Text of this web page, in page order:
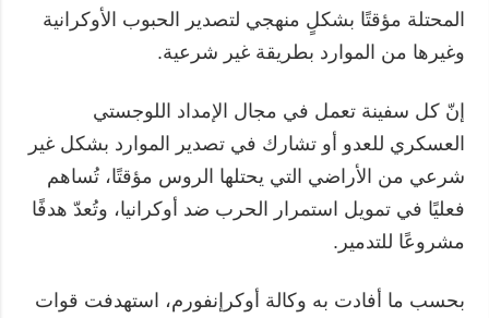
المحتلة مؤقتًا بشكلٍ منهجي لتصدير الحبوب الأوكرانية
وغيرها من الموارد بطريقة غير شرعية.
إنّ كل سفينة تعمل في مجال الإمداد اللوجستي
العسكري للعدو أو تشارك في تصدير الموارد بشكل غير
شرعي من الأراضي التي يحتلها الروس مؤقتًا، تُساهم
فعليًا في تمويل استمرار الحرب ضد أوكرانيا، وتُعدّ هدفًا
مشروعًا للتدمير.
بحسب ما أفادت به وكالة أوكرإنفورم، استهدفت قوات